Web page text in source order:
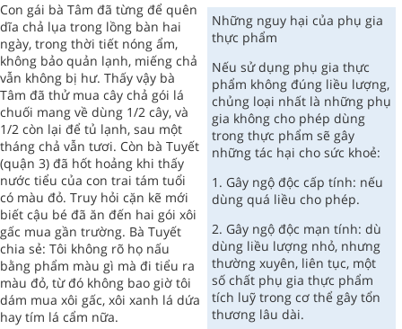
Những nguy hại của phụ gia
thực phẩm
Nếu sử dụng phụ gia thực
phẩm không đúng liều lượng,
chủng loại nhất là những phụ
gia không cho phép dùng
trong thực phẩm sẽ gây
những tác hại cho sức khoẻ:
1. Gây ngộ độc cấp tính: nếu
dùng quá liều cho phép.
2. Gây ngộ độc mạn tính: dù
dùng liều lượng nhỏ, nhưng
thường xuyên, liên tục, một
số chất phụ gia thực phẩm
tích luỹ trong cơ thể gây tổn
thương lâu dài.
Con gái bà Tâm đã từng để quên
dĩa chả lụa trong lồng bàn hai
ngày, trong thời tiết nóng ẩm,
không bảo quản lạnh, miếng chả
vẫn không bị hư. Thấy vậy bà
Tâm đã thử mua cây chả gói lá
chuối mang về dùng 1/2 cây, và
1/2 còn lại để tủ lạnh, sau một
tháng chả vẫn tươi. Còn bà Tuyết
(quận 3) đã hốt hoảng khi thấy
nước tiểu của con trai tám tuổi
có màu đỏ. Truy hỏi cặn kẽ mới
biết cậu bé đã ăn đến hai gói xôi
gấc mua gần trường. Bà Tuyết
chia sẻ: Tôi không rõ họ nấu
bằng phẩm màu gì mà đi tiểu ra
màu đỏ, từ đó không bao giờ tôi
dám mua xôi gấc, xôi xanh lá dứa
hay tím lá cẩm nữa.